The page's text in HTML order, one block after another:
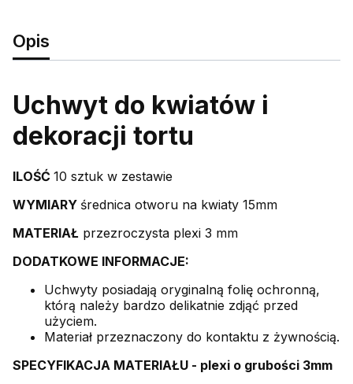
Opis
Uchwyt do kwiatów i
dekoracji tortu
ILOŚĆ 10 sztuk w zestawie
WYMIARY średnica otworu na kwiaty 15mm
MATERIAŁ przezroczysta plexi 3 mm
DODATKOWE INFORMACJE:
Uchwyty posiadają oryginalną folię ochronną,
którą należy bardzo delikatnie zdjąć przed
użyciem.
Materiał przeznaczony do kontaktu z żywnością.
SPECYFIKACJA MATERIAŁU - plexi o grubości 3mm